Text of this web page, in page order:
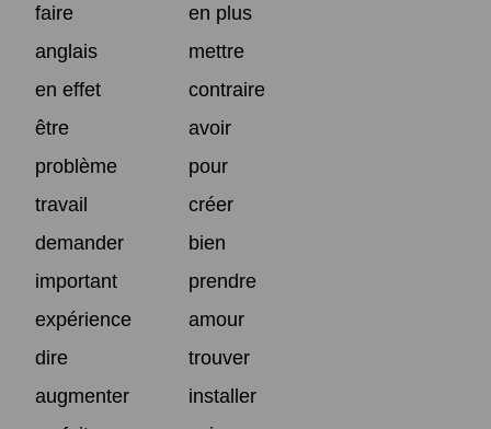
faire
en plus
anglais
mettre
en effet
contraire
être
avoir
problème
pour
travail
créer
demander
bien
important
prendre
expérience
amour
dire
trouver
augmenter
installer